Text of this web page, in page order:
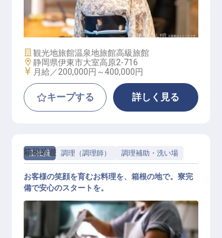
フロント
施設業態
観光地旅館温泉地旅館高級旅館
勤務地
静岡県伊東市大室高原2-716
給与
月給／200,000円～400,000円
キープする 詳しく見る
正社員 調理（調理師） 調理補助・洗い場
箱根吟遊
お客様の笑顔を育むお料理を、箱根の地で。寮完
備で安心のスタートを。